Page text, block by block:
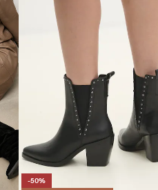
-50%